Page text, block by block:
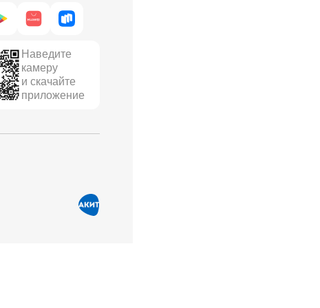
Наведите
камеру
и скачайте
приложение